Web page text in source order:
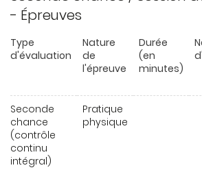
- Épreuves
Type
d'évaluation
Nature
de
l'épreuve
Durée
(en
minutes)
Seconde
chance
(contrôle
continu
intégral)
Pratique
physique